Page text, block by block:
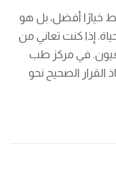
خيارًا أفضل، بل هو
إذا كنت تعاني من
في مركز طب
القرار الصحيح نحو